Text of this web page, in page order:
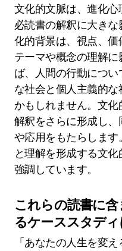
文化的文脈は、進化
必読書の解釈に大き
化的背景は、視点、価
テーマや概念の理解に
ば、人間の行動につ
な社会と個人主義的
かもしれません。文化
解釈をさらに形成し
や応用をもたらしま
と理解を形成する文
強調しています。
これらの読書に
るケーススタデ
「あなたの人生を変